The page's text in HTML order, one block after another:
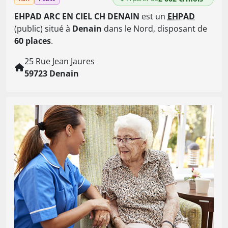
EHPAD ARC EN CIEL CH DENAIN est un EHPAD
(public) situé à Denain dans le Nord, disposant de
60 places.
25 Rue Jean Jaures
59723 Denain